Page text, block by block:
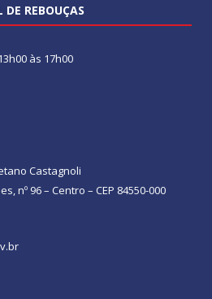
REBOUÇAS
às 17h00
Castagnoli
nº 96 – Centro – CEP 84550-000